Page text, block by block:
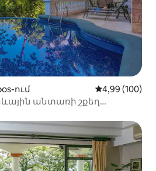
ում Միջին
4,99 (100)
անտառի շքեղ